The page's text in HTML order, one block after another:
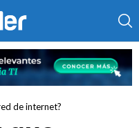
de internet?